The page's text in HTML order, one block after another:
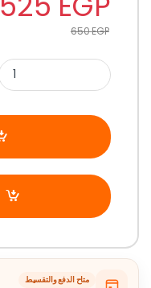
650EGP
متاح الدفع والتقسيط